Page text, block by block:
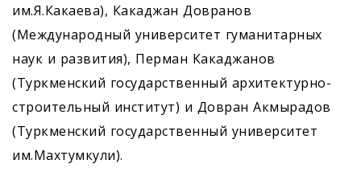
им.Я.Какаева), Какаджан Довранов
(Международный университет гуманитарных
наук и развития), Перман Какаджанов
(Туркменский государственный архитектурно-
строительный институт) и Довран Акмырадов
(Туркменский государственный университет
им.Махтумкули).